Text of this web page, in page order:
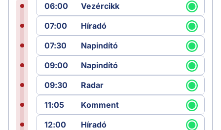
06:00
Vezércikk
07:00
Híradó
07:30
Napindító
09:00
Napindító
09:30
Radar
11:05
Komment
12:00
Híradó